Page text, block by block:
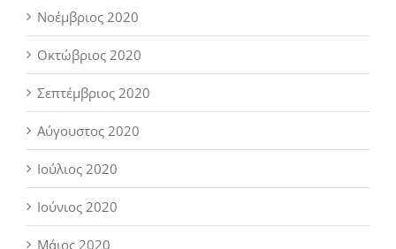
Νοέμβριος 2020
Οκτώβριος 2020
Σεπτέμβριος 2020
Αύγουστος 2020
Ιούλιος 2020
Ιούνιος 2020
Μάιος 2020